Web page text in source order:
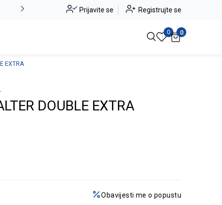
Novo u ponudi - Jadea Pogledaj više
Prijavite se Registrujte se
0 0
EXTRA
DOUBLE EXTRA
Obavijesti me o popustu